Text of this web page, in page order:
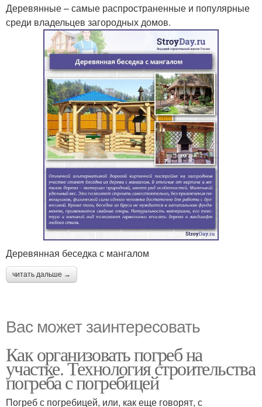
Деревянные – самые распространенные и популярные
среди владельцев загородных домов.
Деревянная беседка с мангалом
читать дальше →
Вас может заинтересовать
Как организовать погреб на
участке. Технология строительства
погреба с погребицей
Погреб с погребицей, или, как еще говорят, с